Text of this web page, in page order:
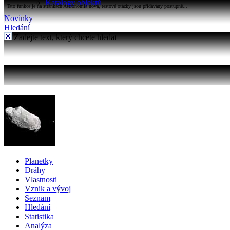
Katalogy objektů
Tato funkce je na stránkách Astronomia nová, testové otázky jsou přidávány postupně...
Novinky
Hledání
Zadejte text, který chcete hledat
Planetky
Dráhy
Vlastnosti
Vznik a vývoj
Seznam
Hledání
Statistika
Analýza